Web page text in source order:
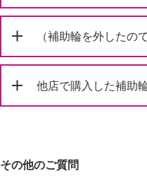
（補助輪を外したの
他店で購入した補助
その他のご質問